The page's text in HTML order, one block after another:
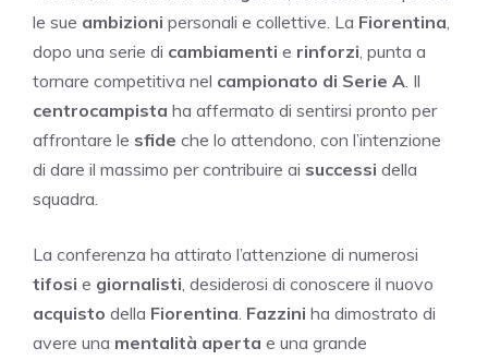
le sue ambizioni personali e collettive. La Fiorentina,
dopo una serie di cambiamenti e rinforzi, punta a
tornare competitiva nel campionato di Serie A. Il
centrocampista ha affermato di sentirsi pronto per
affrontare le sfide che lo attendono, con l’intenzione
di dare il massimo per contribuire ai successi della
squadra.
La conferenza ha attirato l’attenzione di numerosi
tifosi e giornalisti, desiderosi di conoscere il nuovo
acquisto della Fiorentina. Fazzini ha dimostrato di
avere una mentalità aperta e una grande